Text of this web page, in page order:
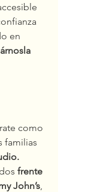
en
como
familias
frente
John’s,